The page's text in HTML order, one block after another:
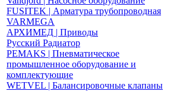
FUSITEK | Арматура трубопроводная
VARMEGA
АРХИМЕД | Приводы
Русский Радиатор
PEMAKS | Пневматическое
промышленное оборудование и
комплектующие
WETVEL | Балансировочные клапаны